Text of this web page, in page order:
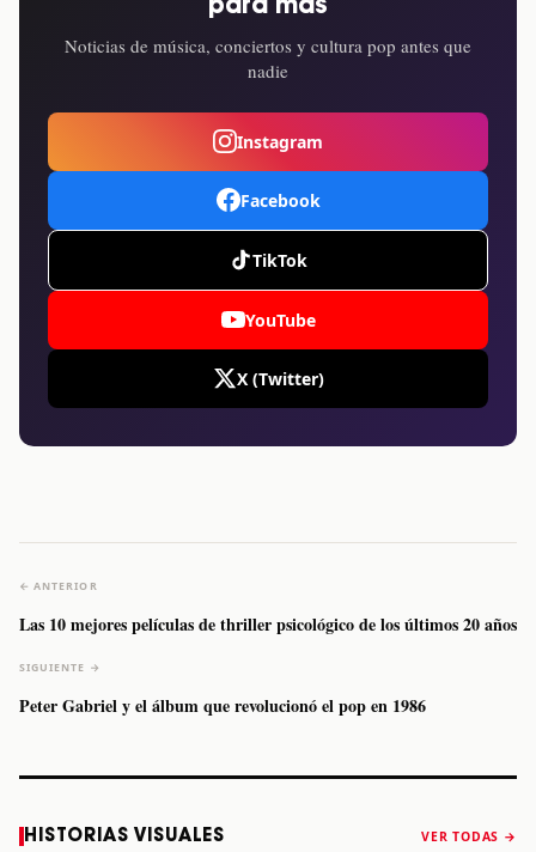
para más
Noticias de música, conciertos y cultura pop antes que
nadie
Instagram
Facebook
TikTok
YouTube
X (Twitter)
← ANTERIOR
Las 10 mejores películas de thriller psicológico de los últimos 20 años
SIGUIENTE →
Peter Gabriel y el álbum que revolucionó el pop en 1986
HISTORIAS VISUALES VER TODAS →
Caifanes regresa
a Monterrey el
Fallece Felipe
Staiti, guitarrista
anuncia “Reality